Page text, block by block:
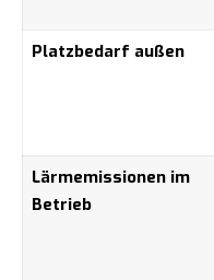
Platzbedarf außen
Lärmemissionen im
Betrieb